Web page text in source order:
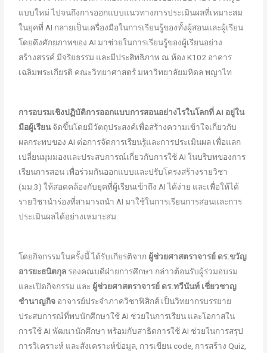
แบบใหม่ ไปจนถึงการออกแบบแนวทางการประเมินผลที่เหมาะสม
ในยุคที่ AI กลายเป็นเครื่องมือในการเรียนรู้ของทั้งผู้สอนและผู้เรียน
โดยดึงศักยภาพของ AI มาช่วยในการเรียนรู้ของผู้เรียนอย่าง
สร้างสรรค์ มีจริยธรรม และมีประสิทธิภาพ ณ ห้อง K102 อาคาร
เฉลิมพระเกียรติ คณะวิทยาศาสตร์ มหาวิทยาลัยมหิดล พญาไท
การอบรมเชิงปฏิบัติการออกแบบการสอนอย่างไรในโลกที่ AI อยู่ใน
มือผู้เรียนจัดขึ้นโดยมีวัตถุประสงค์เพื่อสร้างความเข้าใจเกี่ยวกับ
ผลกระทบของ AI ต่อการจัดการเรียนรู้และการประเมินผล เพื่อแลก
เปลี่ยนมุมมองและประสบการณ์เกี่ยวกับการใช้ AI ในบริบทของการ
เรียนการสอน เพื่อร่วมกันออกแบบและปรับโครงสร้างรายวิชา
(มม.3) ให้สอดคล้องกับยุคที่ผู้เรียนเข้าถึง AI ได้ง่าย และเพื่อให้ได้
รายวิชานำร่องที่สามารถนำ AI มาใช้ในการเรียนการสอนและการ
ประเมินผลได้อย่างเหมาะสม
โดยกิจกรรมในครั้งนี้ ได้รับเกียรติจาก ผู้ช่วยศาสตราจารย์ ดร.ขวัญ
อารยะธนิตกุล รองคณบดีฝ่ายการศึกษา กล่าวต้อนรับผู้ร่วมอบรม
และเปิดกิจกรรม และ ผู้ช่วยศาสตราจารย์ ดร.ทวีนันท์ เชี่ยวชาญ
ชำนาญกิจ อาจารย์ประจำภาควิชาฟิสิกส์ เป็นวิทยากรบรรยาย
ประสบการณ์ที่พบนักศึกษาใช้ AI ช่วยในการเรียน และโอกาสใน
การใช้ AI พัฒนานักศึกษา พร้อมกับสาธิตการใช้ AI ช่วยในการสรุป
การวิเคราะห์ และสังเคราะห์ข้อมูล, การเขียน code, การสร้าง Quiz,